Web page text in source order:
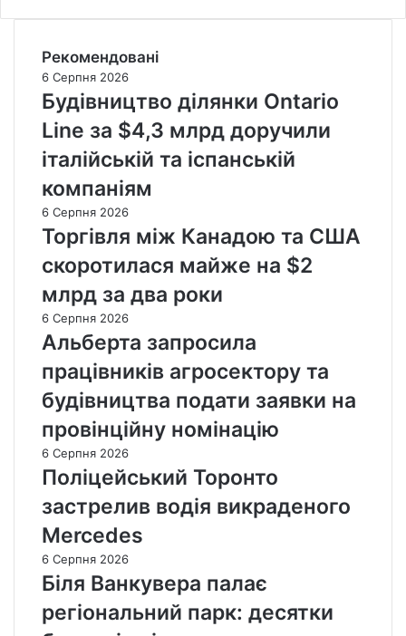
Рекомендовані
6 Серпня 2026
Будівництво ділянки Ontario
Line за $4,3 млрд доручили
італійській та іспанській
компаніям
6 Серпня 2026
Торгівля між Канадою та США
скоротилася майже на $2
млрд за два роки
6 Серпня 2026
Альберта запросила
працівників агросектору та
будівництва подати заявки на
провінційну номінацію
6 Серпня 2026
Поліцейський Торонто
застрелив водія викраденого
Mercedes
6 Серпня 2026
Біля Ванкувера палає
регіональний парк: десятки